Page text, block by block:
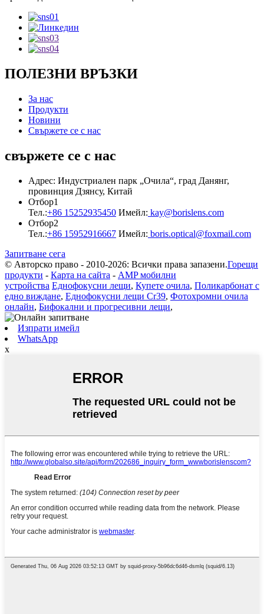
ПОЛЕЗНИ ВРЪЗКИ
За нас
Продукти
Новини
Свържете се с нас
свържете се с нас
Адрес: Индустриален парк „Очила“, град Данянг,
провинция Дзянсу, Китай
Отбор1
Тел.:+86 15252935450 Имейл: kay@borislens.com
Отбор2
Тел.:+86 15952916667 Имейл: boris.optical@foxmail.com
Запитване сега
© Авторско право - 2010-2026: Всички права запазени.Горещи
продукти - Карта на сайта - AMP мобилни
устройства Еднофокусни лещи, Купете очила, Поликарбонат с
едно виждане, Еднофокусни лещи Cr39, Фотохромни очила
онлайн, Бифокални и прогресивни лещи,
Изпрати имейл
WhatsApp
x